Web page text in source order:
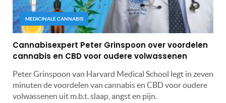
MEDICINALE CANNABIS
Cannabisexpert Peter Grinspoon over voordelen
cannabis en CBD voor oudere volwassenen
Peter Grinspoon van Harvard Medical School legt in zeven
minuten de voordelen van cannabis en CBD voor oudere
volwassenen uit m.b.t. slaap, angst en pijn.